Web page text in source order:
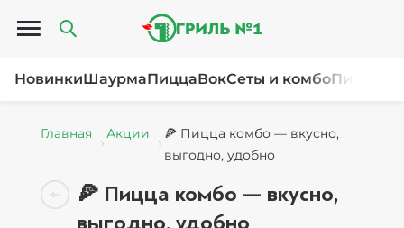
Открыть меню
НовинкиШаурмаПиццаВокСеты и комбоПироги
Главная Акции
🍕 Пицца комбо — вкусно,
выгодно, удобно
🍕 Пицца комбо — вкусно,
выгодно, удобно